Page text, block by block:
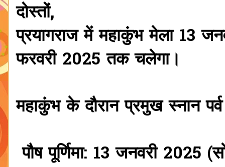
दोस्तों,
प्रयागराज में महाकुंभ मेला 13
फरवरी 2025 तक चलेगा।
महाकुंभ के दौरान प्रमुख स्नान
पौष पूर्णिमा: 13 जनवरी 2025